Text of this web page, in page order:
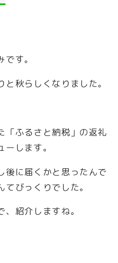
す。
秋らしくなりました。
「ふるさと納税」の返礼
します。
後に届くかと思ったんで
びっくりでした。
紹介しますね。